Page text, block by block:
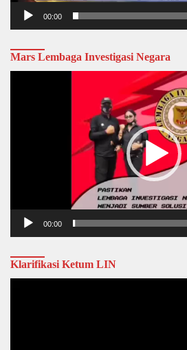
00:00
Mars Lembaga Investigasi Negara
00:00
Klarifikasi Ketum LIN